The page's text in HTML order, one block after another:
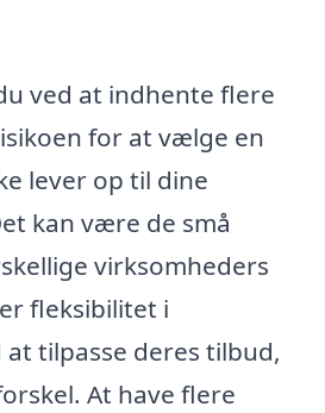
ved at indhente flere
for at vælge en
lever op til dine
kan være de små
virksomheders
fleksibilitet i
tilpasse deres tilbud,
At have flere